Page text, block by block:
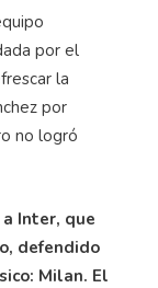
por el
la
por
no logró
Inter, que
defendido
Milan. El